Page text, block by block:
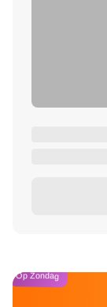
Op Zondag